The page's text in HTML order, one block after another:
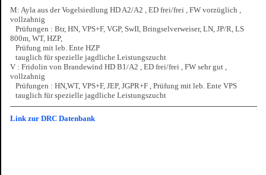
M: Ayla aus der Vogelsiedlung HD A2/A2 , ED frei/frei , FW vorzüglich ,
vollzahnig
Prüfungen : Btr, HN, VPS+F, VGP, SwII, Bringselverweiser, LN, JP/R, LS
800m, WT, HZP,
Prüfung mit leb. Ente HZP
tauglich für spezielle jagdliche Leistungszucht
V : Fridolin von Brandewind HD B1/A2 , ED frei/frei , FW sehr gut ,
vollzahnig
Prüfungen : HN,WT, VPS+F, JEP, JGPR+F , Prüfung mit leb. Ente VPS
tauglich für spezielle jagdliche Leistungszucht
Link zur DRC Datenbank